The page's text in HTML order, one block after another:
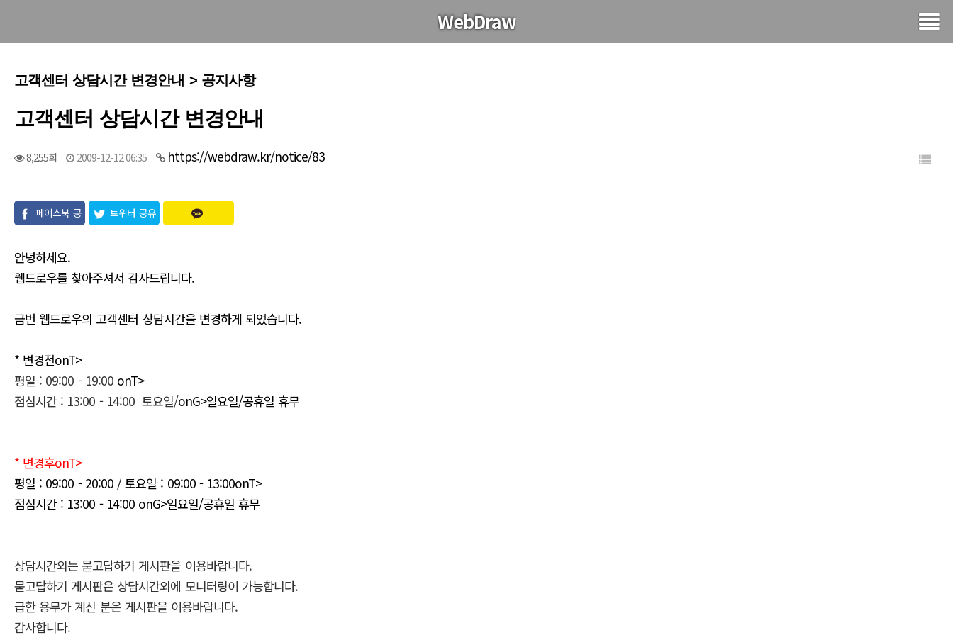
WebDraw
고객센터 상담시간 변경안내 > 공지사항
고객센터 상담시간 변경안내
8,255회 2009-12-12 06:35 https://webdraw.kr/notice/83
페이스북 공
트위터 공유
안녕하세요.
웹드로우를 찾아주셔서 감사드립니다.
금번 웹드로우의 고객센터 상담시간을 변경하게 되었습니다.
* 변경전onT>
평일 : 09:00 - 19:00 onT>
점심시간 : 13:00 - 14:00 토요일/onG>일요일/공휴일 휴무
* 변경후onT>
평일 : 09:00 - 20:00 / 토요일 : 09:00 - 13:00onT>
점심시간 : 13:00 - 14:00 onG>일요일/공휴일 휴무
상담시간외는 묻고답하기 게시판을 이용바랍니다.
묻고답하기 게시판은 상담시간외에 모니터링이 가능합니다.
급한 용무가 계신 분은 게시판을 이용바랍니다.
감사합니다.